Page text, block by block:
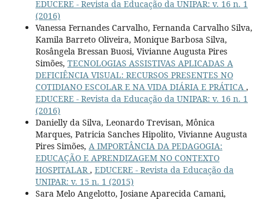
EDUCERE - Revista da Educação da UNIPAR: v. 16 n. 1
(2016)
Vanessa Fernandes Carvalho, Fernanda Carvalho Silva,
Kamila Barreto Oliveira, Monique Barbosa Silva,
Rosângela Bressan Buosi, Vivianne Augusta Pires
Simões, TECNOLOGIAS ASSISTIVAS APLICADAS A
DEFICIÊNCIA VISUAL: RECURSOS PRESENTES NO
COTIDIANO ESCOLAR E NA VIDA DIÁRIA E PRÁTICA ,
EDUCERE - Revista da Educação da UNIPAR: v. 16 n. 1
(2016)
Danielly da Silva, Leonardo Trevisan, Mônica
Marques, Patricia Sanches Hipolito, Vivianne Augusta
Pires Simões, A IMPORTÂNCIA DA PEDAGOGIA:
EDUCAÇÃO E APRENDIZAGEM NO CONTEXTO
HOSPITALAR , EDUCERE - Revista da Educação da
UNIPAR: v. 15 n. 1 (2015)
Sara Melo Angelotto, Josiane Aparecida Camani,